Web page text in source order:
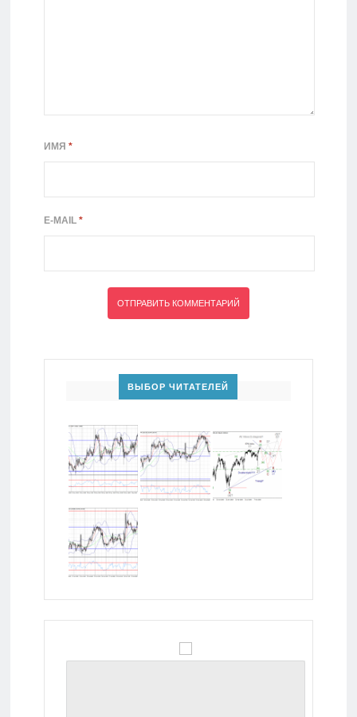
ИМЯ *
E-MAIL *
ВЫБОР ЧИТАТЕЛЕЙ